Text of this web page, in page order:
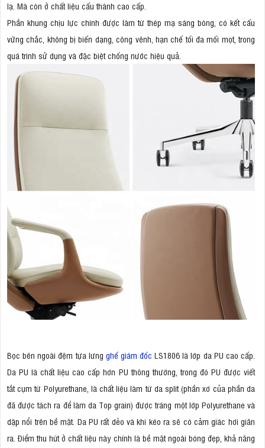
lạ. Mà còn ở chất liệu cấu thành cao cấp.
Phần khung chịu lực chính được làm từ thép mạ sáng bóng, có kết cấu
vững chắc, không bị biến dạng, công vênh, hạn chế tối đa mối mọt, trong
quá trình sử dụng và đặc biệt chống nước hiệu quả.
Bọc bên ngoài đệm tựa lưng ghế giám đốc LS1806 là lớp da PU cao cấp.
Da PU là chất liệu cao cấp hơn PU thông thường, trong đó PU được viết
tắt cụm từ Polyurethane, là chất liệu làm từ da split (phần xơ của phần da
đã được tách ra để làm da Top grain) được tráng một lớp Polyurethane và
dập nổi trên bề mặt. Da PU rất dẻo và khi kéo ra sẽ có cảm giác hơi giãn
ra. Điểm thu hút ở chất liệu này chính là bề mặt ngoài bóng đẹp, khả năng